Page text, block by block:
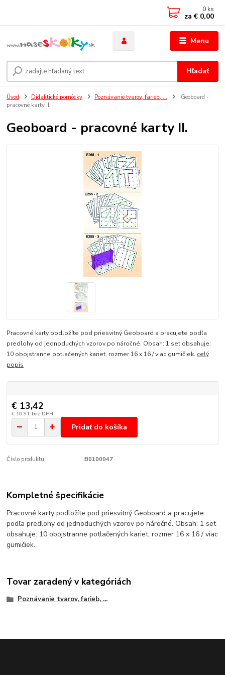
Menu
Hľadať
0 ks
za € 0,00
Úvod Didaktické pomôcky Poznávanie tvarov, farieb, ...
Geoboard -
pracovné karty II.
Geoboard - pracovné karty II.
Pracovné karty podložíte pod priesvitný Geoboard a pracujete podľa
predlohy od jednoduchých vzorov po náročné. Obsah: 1 set obsahuje:
10 obojstranne potlačených kariet, rozmer 16 x 16 / viac gumičiek. celý
popis
€ 13,42
€ 10,91 bez DPH
Pridať do košíka
Číslo produktu: B0100047
Kompletné špecifikácie
Pracovné karty podložíte pod priesvitný Geoboard a pracujete
podľa predlohy od jednoduchých vzorov po náročné. Obsah: 1 set
obsahuje: 10 obojstranne potlačených kariet, rozmer 16 x 16 / viac
gumičiek.
Tovar zaradený v kategóriách
Poznávanie tvarov, farieb, ...